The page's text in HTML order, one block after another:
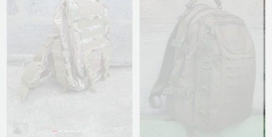
8